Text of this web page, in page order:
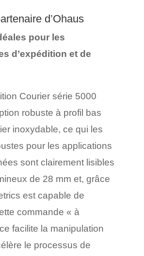
d’Ohaus
pour les
d’expédition et de
Courier série 5000
robuste à profil bas
inoxydable, ce qui les
pour les applications
sont clairement lisibles
de 28 mm et, grâce
est capable de
commande « à
facilite la manipulation
le processus de